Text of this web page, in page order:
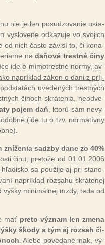
nie je len po­su­dzo­va­nie us­ta­
vy­slo­ve­ne od­ka­zu­je vo svo­jich
od nich čas­to zá­vi­sí to, či ko­na­
nada­ňo­vé tres­tné či­ny
ide o mi­mot­res­tné nor­my, av­
nap­rík­lad zá­kon o da­ni z príj­
uve­de­ných tres­tných
či­noch skrá­te­nia, neod­ve­
po­jem daň , kto­rú sám ne­vy­
(ide tu o tzv. nor­ma­tív­ny
zní­že­nia sadz­by da­ne zo 40%
či­nu, pre­to­že od 01.01.2006
sa pou­ži­je aj pri sta­no­
nap­rík­lad roz­sa­hu skrá­te­nej
mi­ni­mál­nej mzdy, te­da od
mať pre­to vý­znam len zme­na
ško­dy a tým aj roz­sah či­
. Ale­bo po­ve­da­né inak, vý­